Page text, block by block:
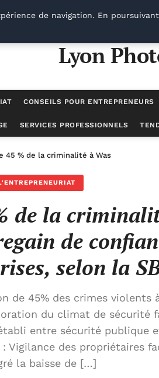
Lyon
CONSEILS POUR ENTREPRENEURS
SERVICES PROFESSIONNELS
45 % de la criminalité à Washington
de la
de
selon la
de 45% des crimes violents
du climat de sécurité
entre sécurité publique
Vigilance des propriétaires
la baisse de […]
de navigation. En